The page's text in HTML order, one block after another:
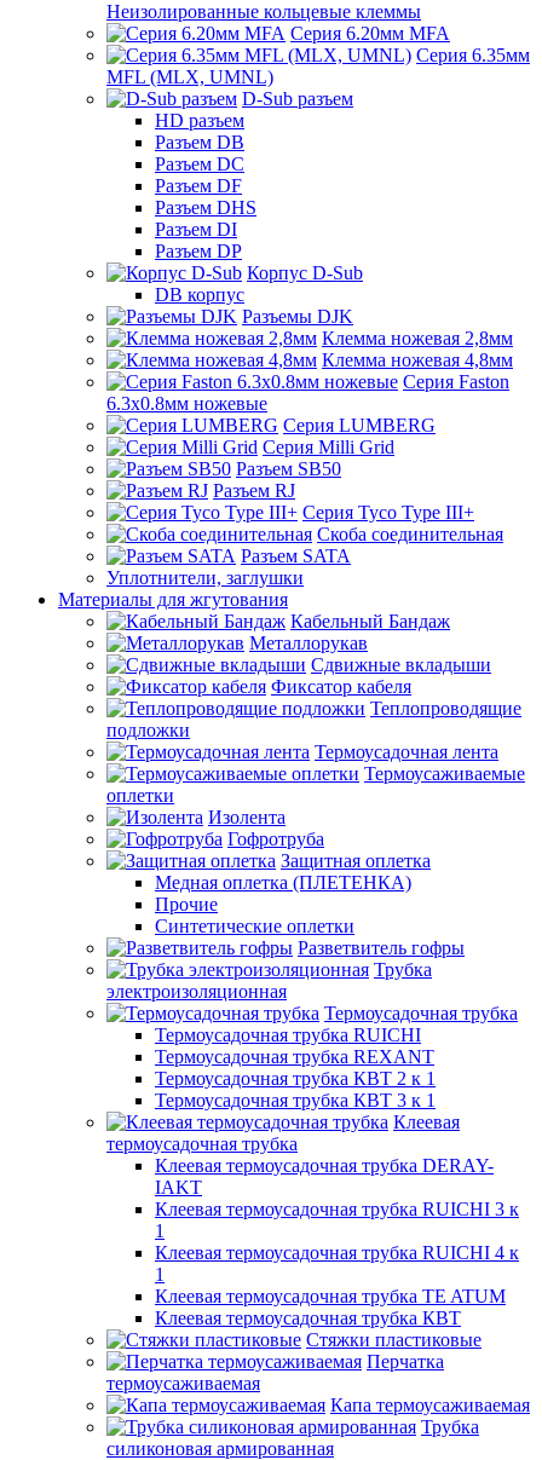
Неизолированные кольцевые клеммы
Серия 6.20мм MFA
Серия 6.35мм
MFL (MLX, UMNL)
D-Sub разъем
HD разъем
Разъем DB
Разъем DC
Разъем DF
Разъем DHS
Разъем DI
Разъем DP
Корпус D-Sub
DB корпус
Разъемы DJK
Клемма ножевая 2,8мм
Клемма ножевая 4,8мм
Серия Faston
6.3х0.8мм ножевые
Серия LUMBERG
Серия Milli Grid
Разъем SB50
Разъем RJ
Серия Tyco Type III+
Скоба соединительная
Разъем SATA
Уплотнители, заглушки
Материалы для жгутования
Кабельный Бандаж
Металлорукав
Сдвижные вкладыши
Фиксатор кабеля
Теплопроводящие
подложки
Термоусадочная лента
Термоусаживаемые
оплетки
Изолента
Гофротруба
Защитная оплетка
Медная оплетка (ПЛЕТЕНКА)
Прочие
Синтетические оплетки
Разветвитель гофры
Трубка
электроизоляционная
Термоусадочная трубка
Термоусадочная трубка RUICHI
Термоусадочная трубка REXANT
Термоусадочная трубка КВТ 2 к 1
Термоусадочная трубка КВТ 3 к 1
Клеевая
термоусадочная трубка
Клеевая термоусадочная трубка DERAY-
IAKT
Клеевая термоусадочная трубка RUICHI 3 к
1
Клеевая термоусадочная трубка RUICHI 4 к
1
Клеевая термоусадочная трубка TE ATUM
Клеевая термоусадочная трубка КВТ
Стяжки пластиковые
Перчатка
термоусаживаемая
Капа термоусаживаемая
Трубка
силиконовая армированная